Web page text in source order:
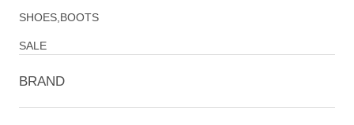
SHOES,BOOTS
SALE
BRAND